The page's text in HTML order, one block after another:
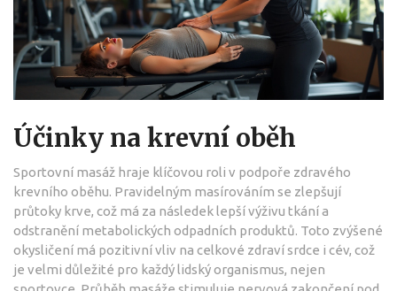
Účinky na krevní oběh
Sportovní masáž hraje klíčovou roli v podpoře zdravého
krevního oběhu. Pravidelným masírováním se zlepšují
průtoky krve, což má za následek lepší výživu tkání a
odstranění metabolických odpadních produktů. Toto zvýšené
okysličení má pozitivní vliv na celkové zdraví srdce i cév, což
je velmi důležité pro každý lidský organismus, nejen